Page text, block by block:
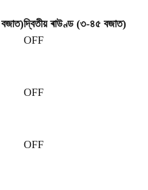
দ্বিতীয় ৰাউণ্ড (৩-৪৫ বজাত)
OFF
OFF
OFF